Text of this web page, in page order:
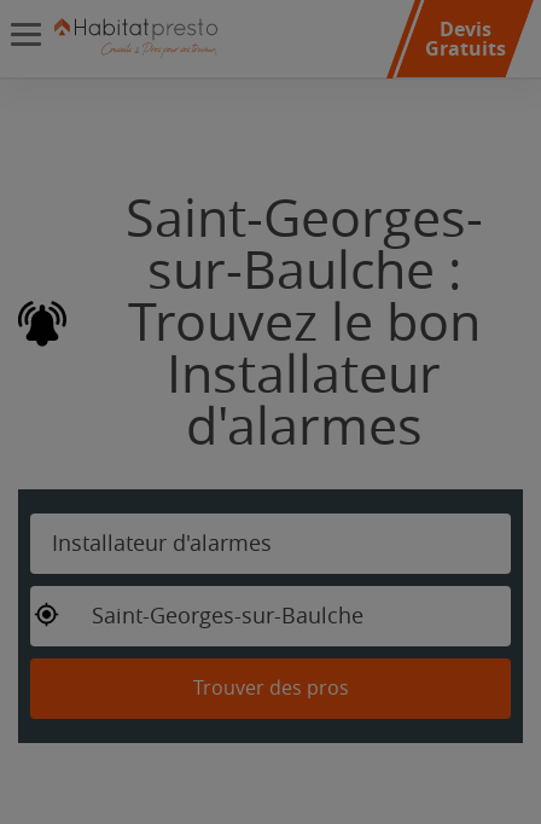
Devis
Gratuits
Saint-Georges-
sur-Baulche :
Trouvez le bon
Installateur
d'alarmes
Installateur d'alarmes
Saint-Georges-sur-Baulche
Trouver des pros